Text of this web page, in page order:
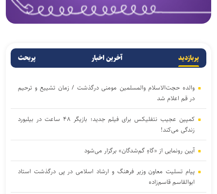
پربازدید آخرین اخبار پربحث
والده حجت‌الاسلام والمسلمین مومنی درگذشت / زمان تشییع و ترحیم
در قم اعلام شد
کمپین عجیب نتفلیکس برای فیلم جدید؛ بازیگر ۴۸ ساعت در بیلبورد
زندگی می‌کند!
آیین رونمایی از «گاهِ گم‌شدگان» برگزار می‌شود
پیام تسلیت معاون وزیر فرهنگ و ارشاد اسلامی در پی درگذشت استاد
ابوالقاسم قاسم‌زاده